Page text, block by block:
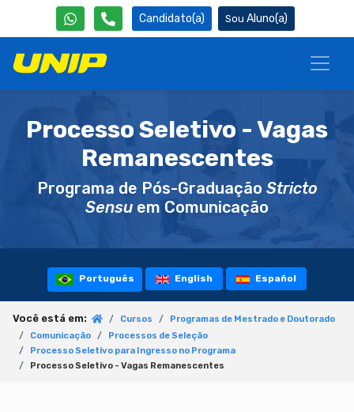
Candidato(a) Aluno(a)
Processo Seletivo - Vagas
Remanescentes
Programa de Pós-Graduação Stricto
Sensu em Comunicação
Português English Español
Você está em: Cursos
Programas de Mestrado e Doutorado
Comunicação
Processos de Seleção
Processo Seletivo para Ingresso no Programa
Processo Seletivo - Vagas Remanescentes